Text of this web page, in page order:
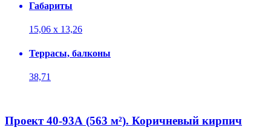
Габариты
15,06 х 13,26
Террасы, балконы
38,71
Проект 40-93А (563 м²). Коричневый кирпич